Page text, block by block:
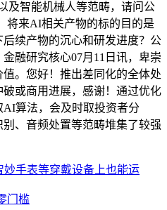
及智能机械人等范畴，请问公
将来AI相关产物的标的目的是
续产物的沉心和研发进度？公
融研究核心07月11日讯，卑崇
。您好！推出差同化的全体处
或商用进展，感谢！通过优化
算法，会及时取投资者分
、音频处置等范畴堆集了较强
手表等穿戴设备上也能运
门槛